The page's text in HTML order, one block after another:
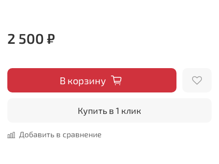
2 500 ₽
В корзину
Купить в 1 клик
Добавить в сравнение